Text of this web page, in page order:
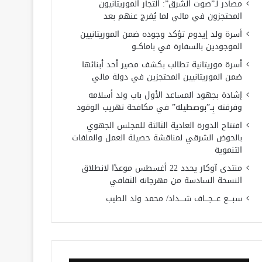
مصادر لـ”صوت الشرق”: التجار الموريتانيون
المحتجزون في مالي لما يُفرج عنهم بعد
أسرة ولد إيدوم تؤكد وجوده ضمن الموريتانيين
الموجودين بالسفارة في باماكــو
أسرة موريتانية تطالب بكشف مصير أحد أبنائها
ضمن الموريتانيين المحتجزين في دولة مالي
إشادة بجهود المساعد الأول باب ولد أسلامه
وفرقته بِــ”بوصطيله” في مكافحة تهريب الوقود
افتتاح الدورة العادية الثالثة للمجلس الجهوي
بالحوض الشرقي لمناقشة حصيلة العمل والملفات
التنموية
منتدى آوكار يحدد 22 أغسطس موعدًا لانطلاق
النسخة السادسة من مهرجانه الثقافي
سبـــع عـــجـــاف شــــداد/ محمد ولد الطيب